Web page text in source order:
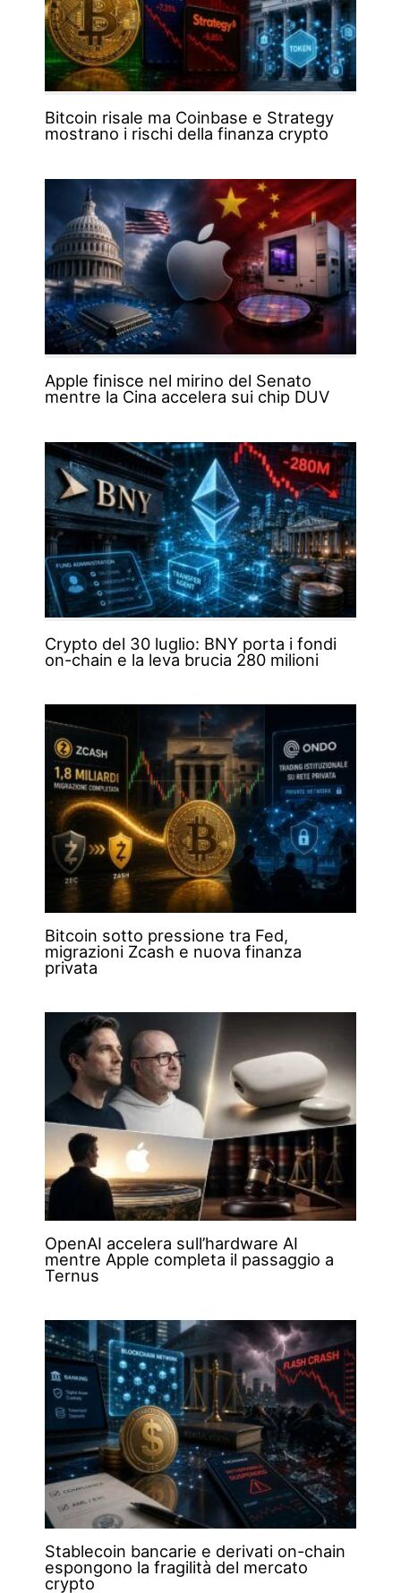
Bitcoin risale ma Coinbase e Strategy
mostrano i rischi della finanza crypto
Apple finisce nel mirino del Senato
mentre la Cina accelera sui chip DUV
Crypto del 30 luglio: BNY porta i fondi
on-chain e la leva brucia 280 milioni
Bitcoin sotto pressione tra Fed,
migrazioni Zcash e nuova finanza
privata
OpenAI accelera sull’hardware AI
mentre Apple completa il passaggio a
Ternus
Stablecoin bancarie e derivati on-chain
espongono la fragilità del mercato
crypto